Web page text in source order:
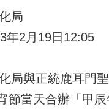
局
年2月19日12:05
局與正統鹿耳門
節當天合辦「甲